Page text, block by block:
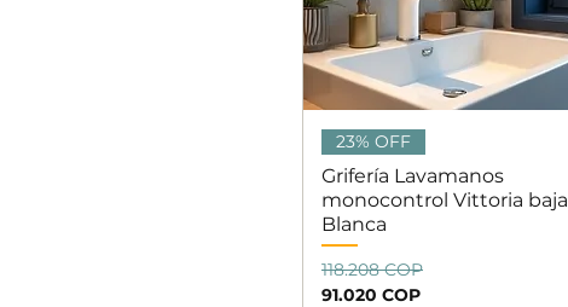
Vista rápida
23% OFF
Grifería Lavamanos
monocontrol Vittoria baja
Blanca
Precio
118.208 COP
Precio de oferta
91.020 COP